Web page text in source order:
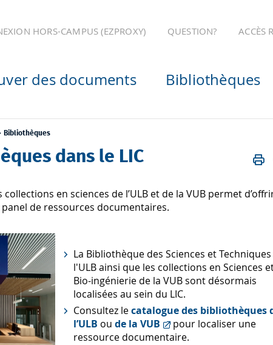
HORS-CAMPUS (EZPROXY) QUESTION? ACCÈS
des documents Bibliothèques
Bibliothèques
dans le LIC
en sciences de l’ULB et de la VUB permet
de ressources documentaires.
La Bibliothèque des Sciences et
l'ULB ainsi que les collections en Sciences
Bio-ingénierie de la VUB sont désormais
localisées au sein du LIC.
Consultez lecatalogue des bibliothèques
l’ULB oude la VUB
pour localiser une
ressource documentaire.